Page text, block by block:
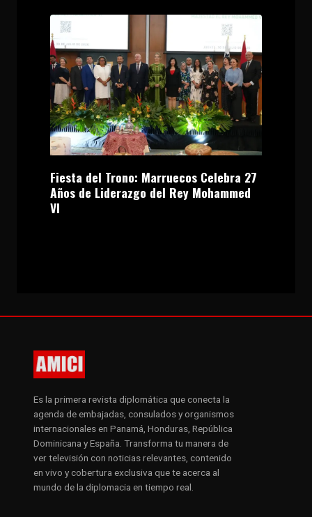
Fiesta del Trono: Marruecos Celebra 27
Años de Liderazgo del Rey Mohammed
VI
Es la primera revista diplomática que conecta la
agenda de embajadas, consulados y organismos
internacionales en Panamá, Honduras, República
Dominicana y España. Transforma tu manera de
ver televisión con noticias relevantes, contenido
en vivo y cobertura exclusiva que te acerca al
mundo de la diplomacia en tiempo real.